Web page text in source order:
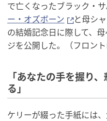
で亡くなったブラック・サ
ー・オズボーン
と母シ
の結婚記念日に際して、
ジを公開した。（フロント
「あなたの手を握り
る」
ケリーが綴った手紙には